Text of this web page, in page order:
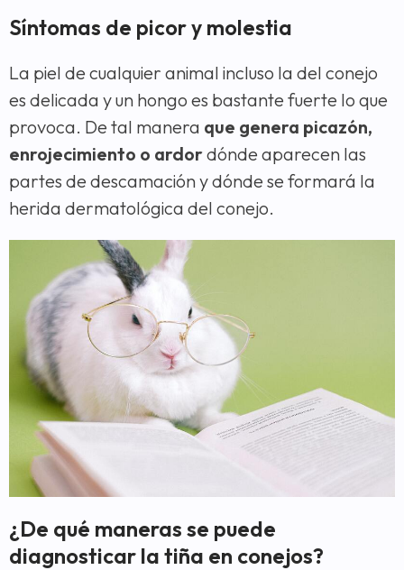
Síntomas de picor y molestia
La piel de cualquier animal incluso la del conejo
es delicada y un hongo es bastante fuerte lo que
provoca. De tal manera que genera picazón,
enrojecimiento o ardordónde aparecen las
partes de descamación y dónde se formará la
herida dermatológica del conejo.
¿De qué maneras se puede
diagnosticar la tiña en conejos?